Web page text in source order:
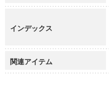
インデックス
関連アイテム